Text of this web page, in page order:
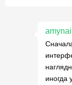
иногда